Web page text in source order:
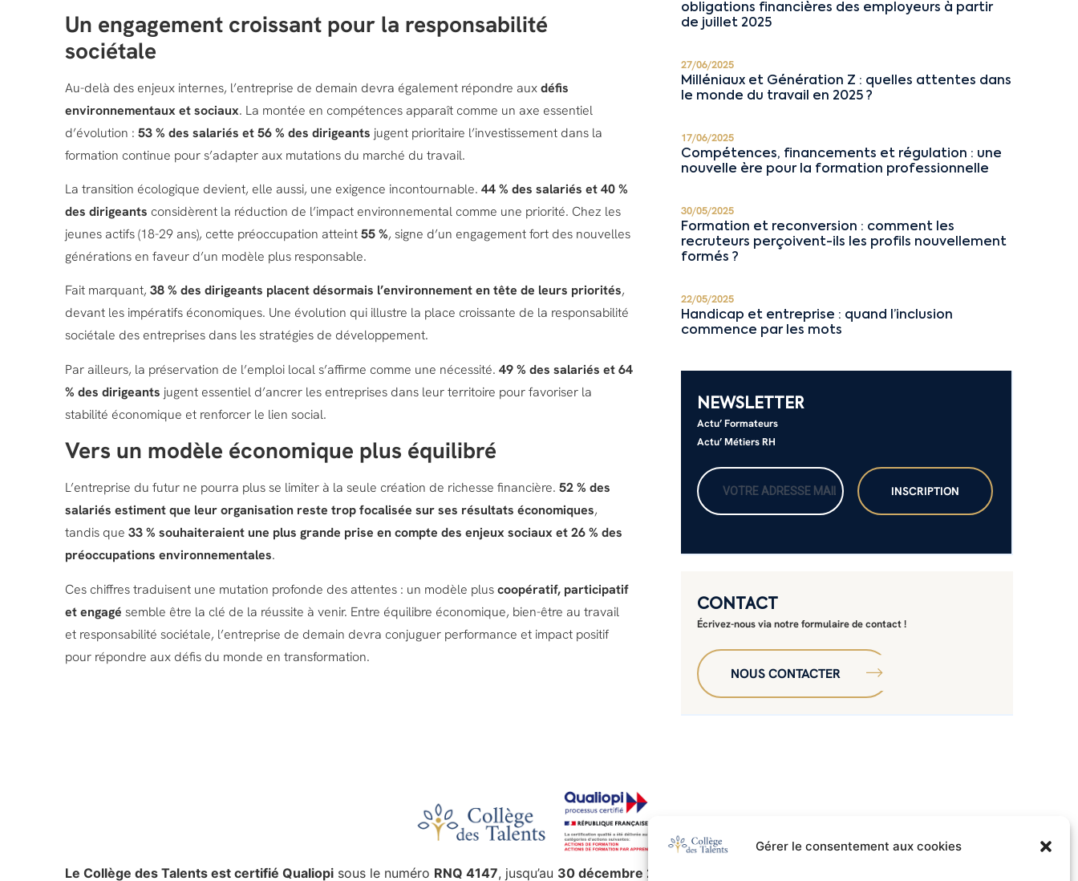
Gérer le consentement aux cookies
Un engagement croissant pour la responsabilité
sociétale
Au-delà des enjeux internes, l’entreprise de demain devra également répondre auxdéfis
environnementaux et sociaux. La montée en compétences apparaît comme un axe essentiel
d’évolution : 53 % des salariés et 56 % des dirigeants jugent prioritaire l’investissement dans la
formation continue pour s’adapter aux mutations du marché du travail.
La transition écologique devient, elle aussi, une exigence incontournable. 44 % des salariés et 40 %
des dirigeants considèrent la réduction de l’impact environnemental comme une priorité. Chez les
jeunes actifs (18-29 ans), cette préoccupation atteint55 %, signe d’un engagement fort des nouvelles
générations en faveur d’un modèle plus responsable.
Fait marquant, 38 % des dirigeants placent désormais l’environnement en tête de leurs priorités,
devant les impératifs économiques. Une évolution qui illustre la place croissante de la responsabilité
sociétale des entreprises dans les stratégies de développement.
Par ailleurs, la préservation de l’emploi local s’affirme comme une nécessité. 49 % des salariés et 64
% des dirigeants jugent essentiel d’ancrer les entreprises dans leur territoire pour favoriser la
stabilité économique et renforcer le lien social.
Vers un modèle économique plus équilibré
L’entreprise du futur ne pourra plus se limiter à la seule création de richesse financière. 52 % des
salariés estiment que leur organisation reste trop focalisée sur ses résultats économiques,
tandis que 33 % souhaiteraient une plus grande prise en compte des enjeux sociaux et 26 % des
préoccupations environnementales.
Ces chiffres traduisent une mutation profonde des attentes : un modèle pluscoopératif, participatif
et engagé semble être la clé de la réussite à venir. Entre équilibre économique, bien-être au travail
et responsabilité sociétale, l’entreprise de demain devra conjuguer performance et impact positif
pour répondre aux défis du monde en transformation.
obligations financières des employeurs à partir
de juillet 2025
27/06/2025
Milléniaux et Génération Z : quelles attentes dans
le monde du travail en 2025 ?
17/06/2025
Compétences, financements et régulation : une
nouvelle ère pour la formation professionnelle
30/05/2025
Formation et reconversion : comment les
recruteurs perçoivent-ils les profils nouvellement
formés ?
22/05/2025
Handicap et entreprise : quand l’inclusion
commence par les mots
NEWSLETTER
Actu’ Formateurs
Actu’ Métiers RH
CONTACT
Écrivez-nous via notre formulaire de contact !
NOUS CONTACTER
Le Collège des Talents est certifié Qualiopisous le numéro RNQ 4147, jusqu’au 30 décembre 2027